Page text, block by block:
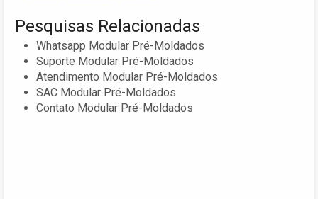
Pesquisas Relacionadas
Whatsapp Modular Pré-Moldados
Suporte Modular Pré-Moldados
Atendimento Modular Pré-Moldados
SAC Modular Pré-Moldados
Contato Modular Pré-Moldados